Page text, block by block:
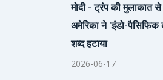
मोदी - ट्रंप की मुलाकात
अमेरिका ने 'इंडो-
शब्द हटाया
2026-06-17